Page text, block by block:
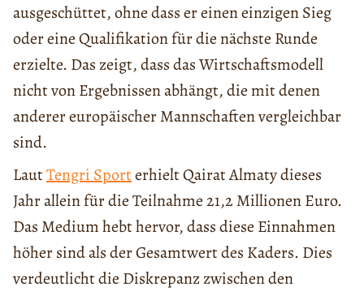
ausgeschüttet, ohne dass er einen einzigen Sieg
oder eine Qualifikation für die nächste Runde
erzielte. Das zeigt, dass das Wirtschaftsmodell
nicht von Ergebnissen abhängt, die mit denen
anderer europäischer Mannschaften vergleichbar
sind.
LautTengri Sporterhielt Qairat Almaty dieses
Jahr allein für die Teilnahme 21,2 Millionen Euro.
Das Medium hebt hervor, dass diese Einnahmen
höher sind als der Gesamtwert des Kaders. Dies
verdeutlicht die Diskrepanz zwischen den